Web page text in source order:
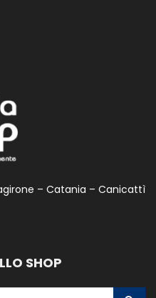
– Catania – Canicattì
SHOP